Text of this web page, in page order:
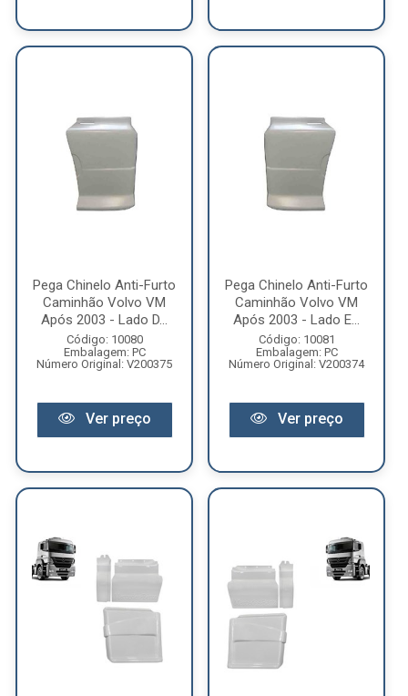
Pega Chinelo Anti-Furto
Caminhão Volvo VM
Após 2003 - Lado D...
Código: 10080
Embalagem: PC
Número Original: V200375
Ver preço
Pega Chinelo Anti-Furto
Caminhão Volvo VM
Após 2003 - Lado E...
Código: 10081
Embalagem: PC
Número Original: V200374
Ver preço